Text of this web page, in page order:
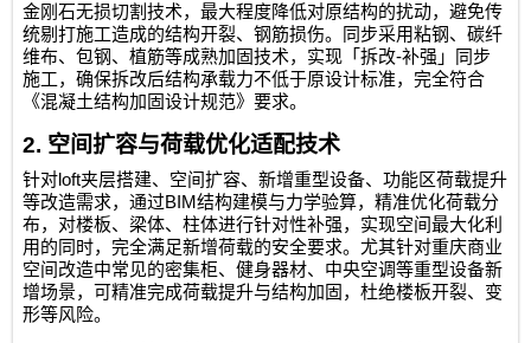
金刚石无损切割技术，最大程度降低对原结构的扰动，避免传
统剔打施工造成的结构开裂、钢筋损伤。同步采用粘钢、碳纤
维布、包钢、植筋等成熟加固技术，实现「拆改-补强」同步
施工，确保拆改后结构承载力不低于原设计标准，完全符合
《混凝土结构加固设计规范》要求。
2. 空间扩容与荷载优化适配技术
针对loft夹层搭建、空间扩容、新增重型设备、功能区荷载提升
等改造需求，通过BIM结构建模与力学验算，精准优化荷载分
布，对楼板、梁体、柱体进行针对性补强，实现空间最大化利
用的同时，完全满足新增荷载的安全要求。尤其针对重庆商业
空间改造中常见的密集柜、健身器材、中央空调等重型设备新
增场景，可精准完成荷载提升与结构加固，杜绝楼板开裂、变
形等风险。